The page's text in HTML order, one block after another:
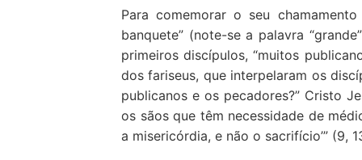
Para comemorar o seu
banquete” (note-se a palavra
primeiros discípulos, “muitos
dos fariseus, que interpelaram os
publicanos e os pecadores?” Cristo
os sãos que têm necessidade de
a misericórdia, e não o sacrifício’” (9,